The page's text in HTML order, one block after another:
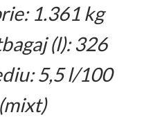
1.361 kg
(l): 326
5,5 l/100